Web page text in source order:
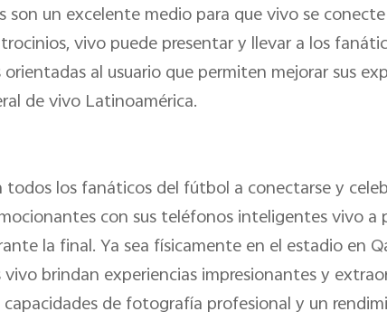
son un excelente medio para que vivo se
vivo puede presentar y llevar a los
al usuario que permiten mejorar sus
de vivo Latinoamérica.
los fanáticos del fútbol a conectarse y
con sus teléfonos inteligentes vivo a
la final. Ya sea físicamente en el estadio en
brindan experiencias impresionantes y
capacidades de fotografía profesional y un